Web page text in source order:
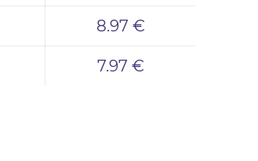
8.97 €
7.97 €